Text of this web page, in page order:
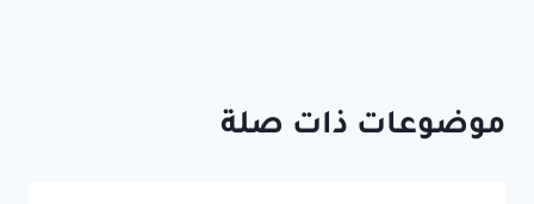
موضوعات ذات صلة